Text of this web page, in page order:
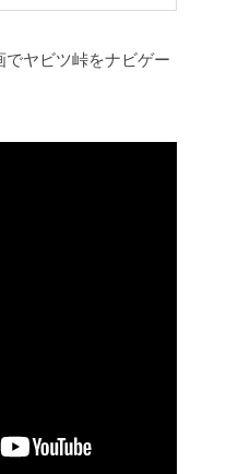
ヤビツ峠をナビゲー